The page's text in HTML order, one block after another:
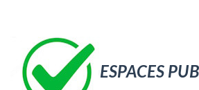
ESPACES